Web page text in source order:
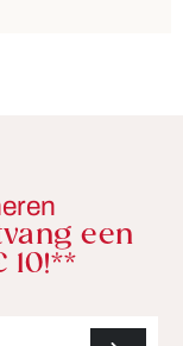
een
10!**